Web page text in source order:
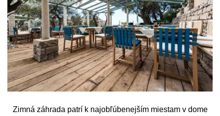
Zimná záhrada patrí k najobľúbenejším miestam v dome